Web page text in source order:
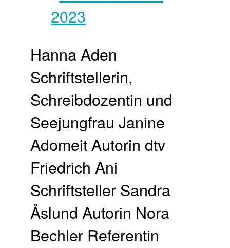
Hanna Aden
Schriftstellerin,
Schreibdozentin und
Seejungfrau Janine
Adomeit Autorin dtv
Friedrich Ani
Schriftsteller Sandra
Åslund Autorin Nora
Bechler Referentin